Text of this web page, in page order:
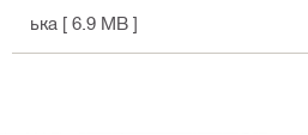
ька [ 6.9 MB ]